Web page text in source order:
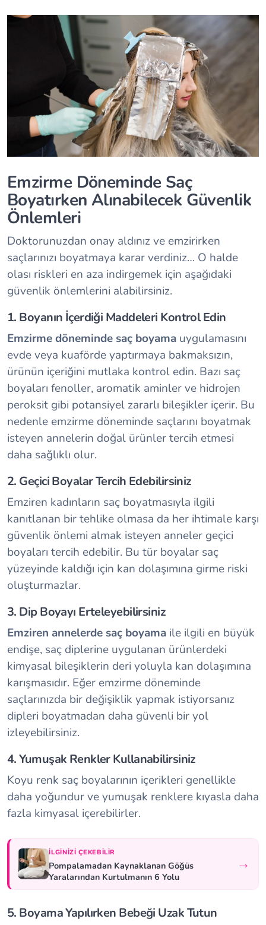
Emzirme Döneminde Saç
Boyatırken Alınabilecek Güvenlik
Önlemleri
Doktorunuzdan onay aldınız ve emzirirken
saçlarınızı boyatmaya karar verdiniz… O halde
olası riskleri en aza indirgemek için aşağıdaki
güvenlik önlemlerini alabilirsiniz.
1. Boyanın İçerdiği Maddeleri Kontrol Edin
Emzirme döneminde saç boyama uygulamasını
evde veya kuaförde yaptırmaya bakmaksızın,
ürünün içeriğini mutlaka kontrol edin. Bazı saç
boyaları fenoller, aromatik aminler ve hidrojen
peroksit gibi potansiyel zararlı bileşikler içerir. Bu
nedenle emzirme döneminde saçlarını boyatmak
isteyen annelerin doğal ürünler tercih etmesi
daha sağlıklı olur.
2. Geçici Boyalar Tercih Edebilirsiniz
Emziren kadınların saç boyatmasıyla ilgili
kanıtlanan bir tehlike olmasa da her ihtimale karşı
güvenlik önlemi almak isteyen anneler geçici
boyaları tercih edebilir. Bu tür boyalar saç
yüzeyinde kaldığı için kan dolaşımına girme riski
oluşturmazlar.
3. Dip Boyayı Erteleyebilirsiniz
Emziren annelerde saç boyama ile ilgili en büyük
endişe, saç diplerine uygulanan ürünlerdeki
kimyasal bileşiklerin deri yoluyla kan dolaşımına
karışmasıdır. Eğer emzirme döneminde
saçlarınızda bir değişiklik yapmak istiyorsanız
dipleri boyatmadan daha güvenli bir yol
izleyebilirsiniz.
4. Yumuşak Renkler Kullanabilirsiniz
Koyu renk saç boyalarının içerikleri genellikle
daha yoğundur ve yumuşak renklere kıyasla daha
fazla kimyasal içerebilirler.
İLGINIZI ÇEKEBILIR
Pompalamadan Kaynaklanan Göğüs
Yaralarından Kurtulmanın 6 Yolu
→
5. Boyama Yapılırken Bebeği Uzak Tutun